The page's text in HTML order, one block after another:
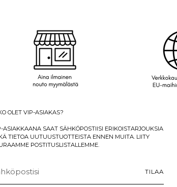
OLET VIP-ASIAKAS?
ASIAKKAANA SAAT SÄHKÖPOSTIISI ERIKOISTARJOUKSIA
TIETOA UUTUUSTUOTTEISTA ENNEN MUITA. LIITY
POSTITUSLISTALLEMME.
TILAA